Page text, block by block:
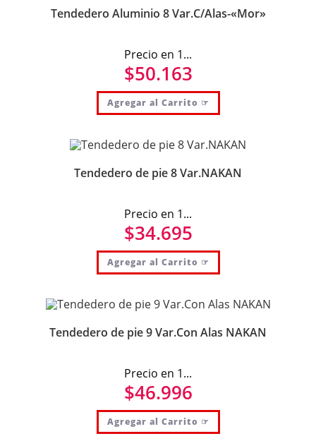
Tendedero Aluminio 8 Var.C/Alas-«Mor»
Precio en 1...
$50.163
Agregar al Carrito ☞
Tendedero de pie 8 Var.NAKAN
Precio en 1...
$34.695
Agregar al Carrito ☞
Tendedero de pie 9 Var.Con Alas NAKAN
Precio en 1...
$46.996
Agregar al Carrito ☞